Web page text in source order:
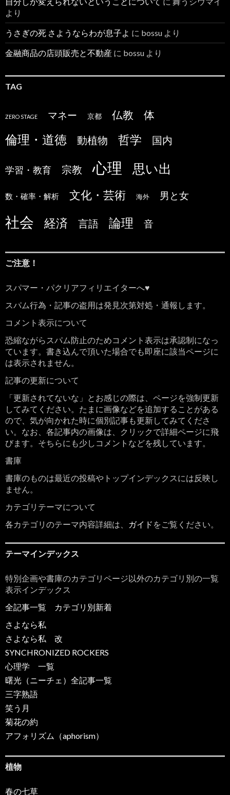
より
うさぎの死 さようならわが息子よ に bossu より
金融商品の店頭販売と不動産 に bossu より
TAG
ZERO STAGE マネー 京都 仏教 体
倫理・道徳 動植物 哲学 国内
学習・教育 宗教 心理 思い出
数・確率・解析 文化・芸術 海外 男と女
社会 経済 言語 論理 音
ご注意！
スパマー・パクリアフィリエイターへ♥
スパム行為・記事の盗用は発見次第対処・通報します。
コメント表示について
恐縮ながらスパム防止のためコメント表示は承認制になっ
ています。書き込んで頂いた場合でも即座に該当ページに
は表示されません。
記事の更新について
「更新されてないな」とお感じの際は、ページを強制更新
してみてください。たまに画像などを追加することがある
ので、気が向かれた時に個別記事も更新してみてくださ
い。なお、各記事内の画像は、クリックで詳細ページに飛
びます。そちらにも少しコメントなどを残しています。
書庫
書庫のものは最近の投稿やトップインデックスには反映し
ません。
カテゴリテーマについて
各カテゴリのテーマ内容詳細は、
ガイド をご覧ください。
テーマインデックス
特別企画や書庫のカテゴリページ以外のカテゴリ別の一覧
表示インデックス
全記事一覧
カテゴリ別新着
さよなら私
さよなら私 改
SYNCHRONIZED ROCKERS
心理学 一覧
曙光（ニーチェ）全記事一覧
三字熟語
笑う月
菊花の約
アフォリズム（aphorism）
植物
春の七草